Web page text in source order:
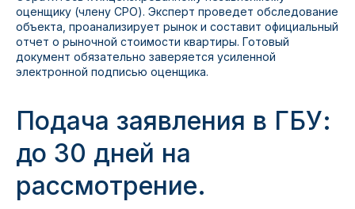
оценщику (члену СРО). Эксперт проведет обследование
объекта, проанализирует рынок и составит официальный
отчет о рыночной стоимости квартиры. Готовый
документ обязательно заверяется усиленной
электронной подписью оценщика.
Подача заявления в ГБУ:
до 30 дней на
рассмотрение.